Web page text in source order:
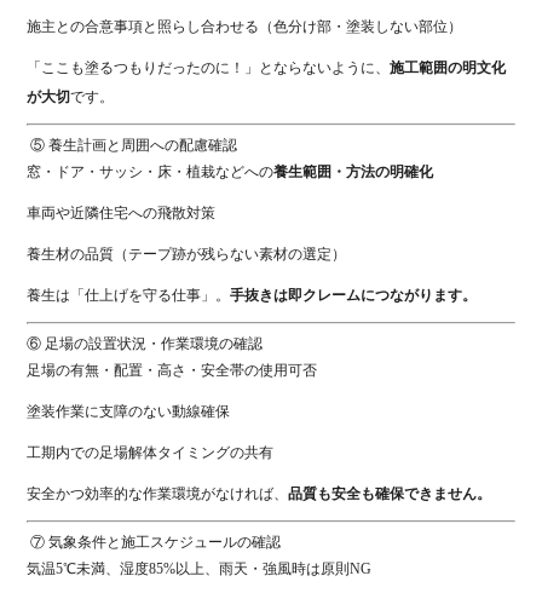
施主との合意事項と照らし合わせる（色分け部・塗装しない部位）
「ここも塗るつもりだったのに！」とならないように、施工範囲の明文化
が大切です。
⑤ 養生計画と周囲への配慮確認
窓・ドア・サッシ・床・植栽などへの養生範囲・方法の明確化
車両や近隣住宅への飛散対策
養生材の品質（テープ跡が残らない素材の選定）
養生は「仕上げを守る仕事」。手抜きは即クレームにつながります。
⑥ 足場の設置状況・作業環境の確認
足場の有無・配置・高さ・安全帯の使用可否
塗装作業に支障のない動線確保
工期内での足場解体タイミングの共有
安全かつ効率的な作業環境がなければ、品質も安全も確保できません。
⑦ 気象条件と施工スケジュールの確認
気温5℃未満、湿度85%以上、雨天・強風時は原則NG